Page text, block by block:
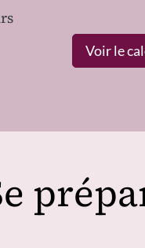
Voir le